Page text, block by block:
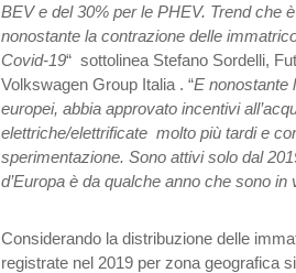
BEV e del 30% per le PHEV. Trend che
nonostante la contrazione delle
Covid-19“ sottolinea Stefano Sordelli,
Volkswagen Group Italia . “E nonostante
europei, abbia approvato incentivi
elettriche/elettrificate molto più tardi e
sperimentazione. Sono attivi solo dal
d’Europa è da qualche anno che sono in
Considerando la distribuzione delle
registrate nel 2019 per zona geografica